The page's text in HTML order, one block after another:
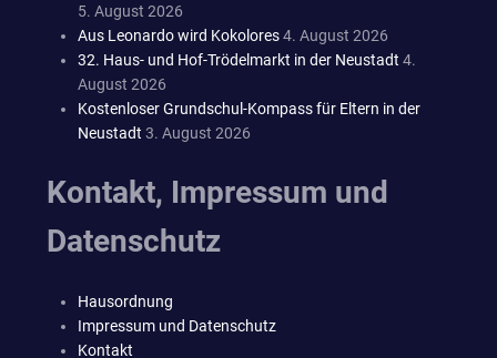
5. August 2026
Aus Leonardo wird Kokolores4. August 2026
32. Haus- und Hof-Trödelmarkt in der Neustadt 4.
August 2026
Kostenloser Grundschul-Kompass für Eltern in der
Neustadt 3. August 2026
Kontakt, Impressum und
Datenschutz
Hausordnung
Impressum und Datenschutz
Kontakt